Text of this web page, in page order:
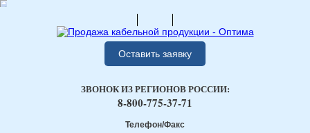
Оставить заявку
Телефон/Факс
ЗВОНОК ИЗ РЕГИОНОВ РОССИИ:
8-800-775-37-71